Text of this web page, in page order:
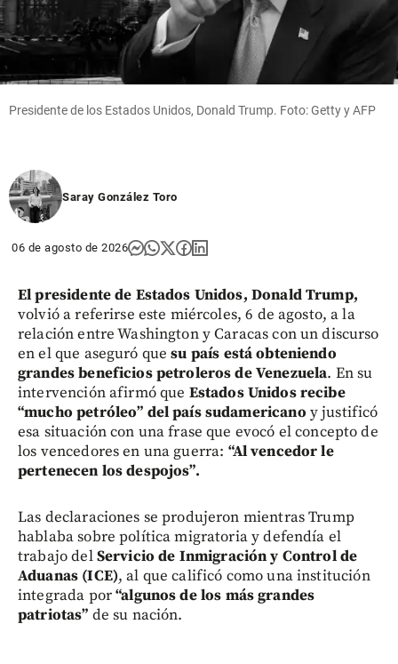
Presidente de los Estados Unidos, Donald Trump. Foto: Getty y AFP
Saray González Toro
06 de agosto de 2026
El presidente de Estados Unidos, Donald Trump,
volvió a referirse este miércoles, 6 de agosto, a la
relación entre Washington y Caracas con un discurso
en el que aseguró quesu país está obteniendo
grandes beneficios petroleros de Venezuela. En su
intervención afirmó que Estados Unidos recibe
“mucho petróleo” del país sudamericano y justificó
esa situación con una frase que evocó el concepto de
los vencedores en una guerra: “Al vencedor le
pertenecen los despojos”.
Las declaraciones se produjeron mientras Trump
hablaba sobre política migratoria y defendía el
trabajo delServicio de Inmigración y Control de
Aduanas (ICE), al que calificó como una institución
integrada por“algunos de los más grandes
patriotas” de su nación.